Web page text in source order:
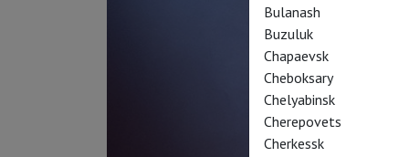
Bulanash
Buzuluk
Chapaevsk
Cheboksary
Chelyabinsk
Cherepovets
Cherkessk